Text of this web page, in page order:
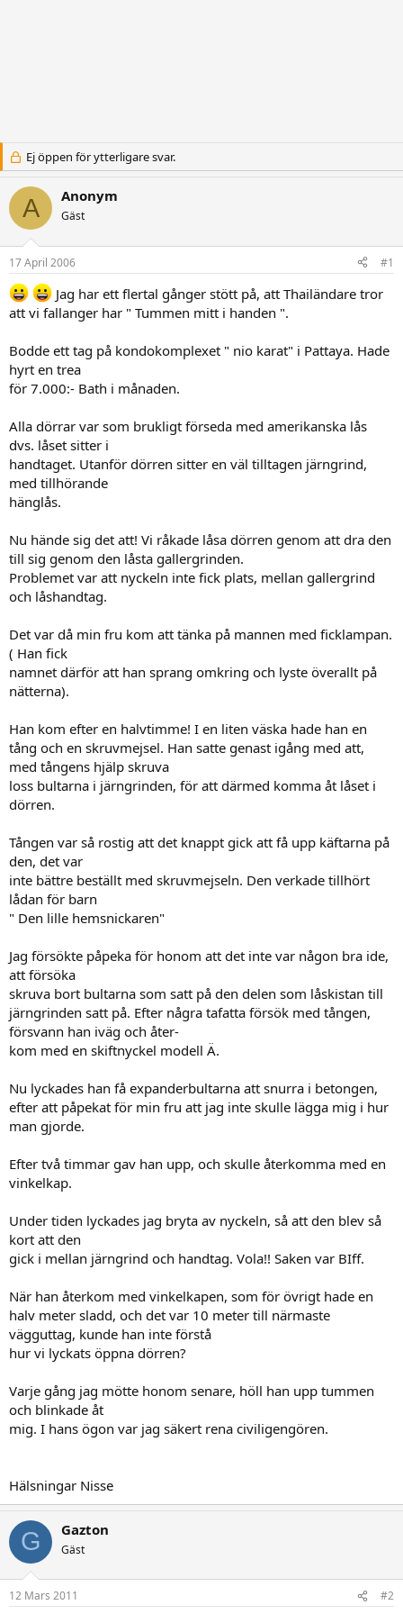
Ej öppen för ytterligare svar.
A Anonym
Gäst
17 April 2006 #1
Jag har ett flertal gånger stött på, att Thailändare tror
att vi fallanger har " Tummen mitt i handen ".
Bodde ett tag på kondokomplexet " nio karat" i Pattaya. Hade
hyrt en trea
för 7.000:- Bath i månaden.
Alla dörrar var som brukligt förseda med amerikanska lås
dvs. låset sitter i
handtaget. Utanför dörren sitter en väl tilltagen järngrind,
med tillhörande
hänglås.
Nu hände sig det att! Vi råkade låsa dörren genom att dra den
till sig genom den låsta gallergrinden.
Problemet var att nyckeln inte fick plats, mellan gallergrind
och låshandtag.
Det var då min fru kom att tänka på mannen med ficklampan.
( Han fick
namnet därför att han sprang omkring och lyste överallt på
nätterna).
Han kom efter en halvtimme! I en liten väska hade han en
tång och en skruvmejsel. Han satte genast igång med att,
med tångens hjälp skruva
loss bultarna i järngrinden, för att därmed komma åt låset i
dörren.
Tången var så rostig att det knappt gick att få upp käftarna på
den, det var
inte bättre beställt med skruvmejseln. Den verkade tillhört
lådan för barn
" Den lille hemsnickaren"
Jag försökte påpeka för honom att det inte var någon bra ide,
att försöka
skruva bort bultarna som satt på den delen som låskistan till
järngrinden satt på. Efter några tafatta försök med tången,
försvann han iväg och åter-
kom med en skiftnyckel modell Ä.
Nu lyckades han få expanderbultarna att snurra i betongen,
efter att påpekat för min fru att jag inte skulle lägga mig i hur
man gjorde.
Efter två timmar gav han upp, och skulle återkomma med en
vinkelkap.
Under tiden lyckades jag bryta av nyckeln, så att den blev så
kort att den
gick i mellan järngrind och handtag. Vola!! Saken var BIff.
När han återkom med vinkelkapen, som för övrigt hade en
halv meter sladd, och det var 10 meter till närmaste
vägguttag, kunde han inte förstå
hur vi lyckats öppna dörren?
Varje gång jag mötte honom senare, höll han upp tummen
och blinkade åt
mig. I hans ögon var jag säkert rena civiligengören.
Hälsningar Nisse
G Gazton
Gäst
12 Mars 2011 #2